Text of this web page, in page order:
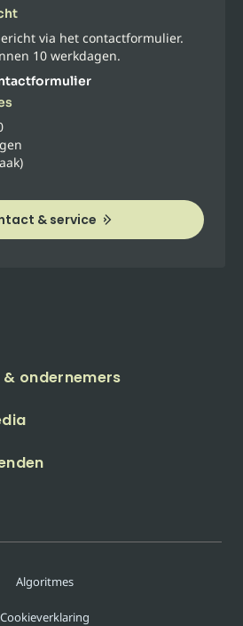
via het contactformulier.
10 werkdagen.
& service
ondernemers
Algoritmes
Cookieverklaring